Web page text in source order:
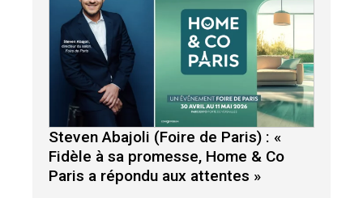
Steven Abajoli (Foire de Paris) : «
Fidèle à sa promesse, Home & Co
Paris a répondu aux attentes »